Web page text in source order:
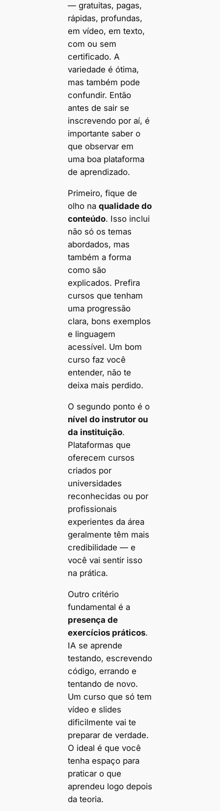
— gratuitas, pagas,
rápidas, profundas,
em vídeo, em texto,
com ou sem
certificado. A
variedade é ótima,
mas também pode
confundir. Então
antes de sair se
inscrevendo por aí, é
importante saber o
que observar em
uma boa plataforma
de aprendizado.
Primeiro, fique de
olho na qualidade do
conteúdo. Isso inclui
não só os temas
abordados, mas
também a forma
como são
explicados. Prefira
cursos que tenham
uma progressão
clara, bons exemplos
e linguagem
acessível. Um bom
curso faz você
entender, não te
deixa mais perdido.
O segundo ponto é o
nível do instrutor ou
da instituição.
Plataformas que
oferecem cursos
criados por
universidades
reconhecidas ou por
profissionais
experientes da área
geralmente têm mais
credibilidade — e
você vai sentir isso
na prática.
Outro critério
fundamental é a
presença de
exercícios práticos.
IA se aprende
testando, escrevendo
código, errando e
tentando de novo.
Um curso que só tem
vídeo e slides
dificilmente vai te
preparar de verdade.
O ideal é que você
tenha espaço para
praticar o que
aprendeu logo depois
da teoria.